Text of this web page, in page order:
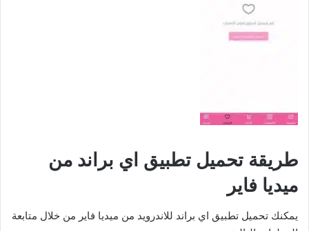
طريقة تحميل تطبيق اي براند من
ميديا فاير
يمكنك تحميل تطبيق اي براند للاندرويد من ميديا فاير من خلال متابعة